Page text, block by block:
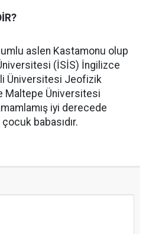
aslen Kastamonu olup
(İSİS) İngilizce
Üniversitesi Jeofizik
Maltepe Üniversitesi
iyi derecede
babasıdır.